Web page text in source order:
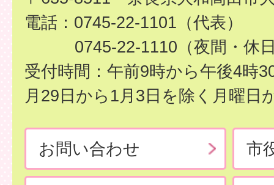
電話：0745-22-1101（代表）
0745-22-1110（夜間・休
受付時間：午前9時から午後4時
月29日から1月3日を除く月曜日
お問い合わせ 市